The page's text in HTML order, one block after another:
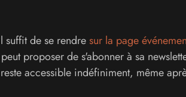
de se rendresur la page
proposer de s'abonner à sa
accessible indéfiniment, même